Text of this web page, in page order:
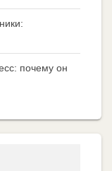
почему он